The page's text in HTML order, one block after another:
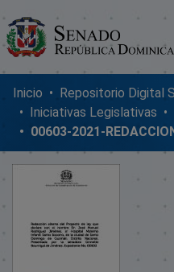
Comunidades
Glosario
Nosotros
Inicio
Iniciativas Legislativas